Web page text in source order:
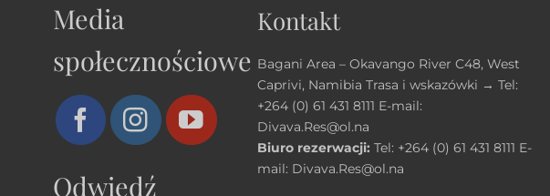
Media
społecznościowe
Odwiedź
Kontakt
Bagani Area – Okavango River C48, West
Caprivi, Namibia Trasa i wskazówki → Tel:
+264 (0) 61 431 8111 E-mail:
Divava.Res@ol.na
Biuro rezerwacji: Tel: +264 (0) 61 431 8111 E-
mail: Divava.Res@ol.na